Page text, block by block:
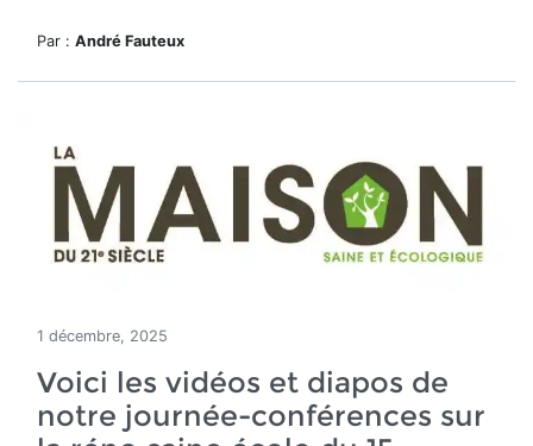
Par : André Fauteux
1 décembre, 2025
Voici les vidéos et diapos de
notre journée-conférences sur